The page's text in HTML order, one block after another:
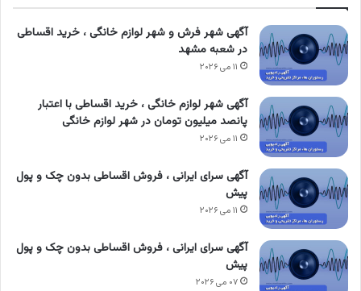
آگهی شهر فرش و شهر لوازم خانگی ، خرید اقساطی
در شعبه مشهد
۱۱ می ۲۰۲۶
آگهی شهر لوازم خانگی ، خرید اقساطی با اعتبار
پانصد میلیون تومان در شهر لوازم خانگی
۱۱ می ۲۰۲۶
آگهی سرای ایرانی ، فروش اقساطی بدون چک و پول
پیش
۱۱ می ۲۰۲۶
آگهی سرای ایرانی ، فروش اقساطی بدون چک و پول
پیش
۰۷ می ۲۰۲۶